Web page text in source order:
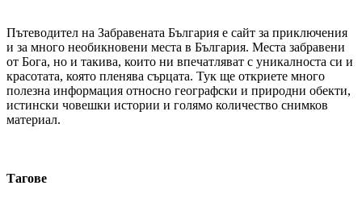
Пътеводител на Забравената България е сайт за приключения
и за много необикновени места в България. Места забравени
от Бога, но и такива, които ни впечатляват с уникалноста си и
красотата, която пленява сърцата. Тук ще откриете много
полезна информация относно географски и природни обекти,
истински човешки истории и голямо количество снимков
материал.
Тагове